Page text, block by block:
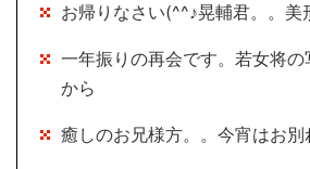
お帰りなさい(^^♪晃輔君。。美
一年振りの再会です。若女将
から
癒しのお兄様方。。今宵はお別